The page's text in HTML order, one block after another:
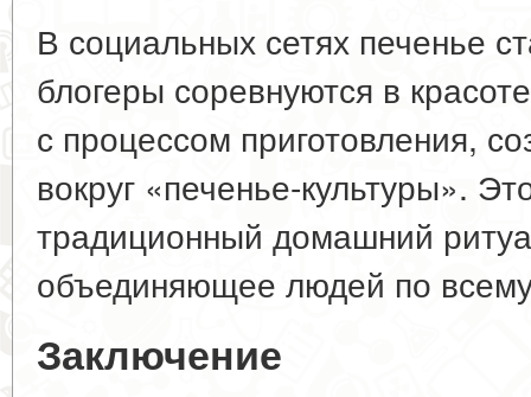
В социальных сетях печенье
блогеры соревнуются в
с процессом приготовления,
вокруг «печенье-культуры».
традиционный домашний
объединяющее людей по
Заключение